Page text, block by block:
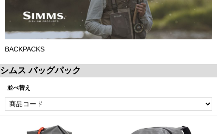
BACKPACKS
シムス バッグパック
並べ替え